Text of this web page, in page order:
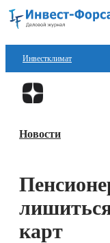
Инвестклимат
Финансы
Блокчейн
Новости
карт